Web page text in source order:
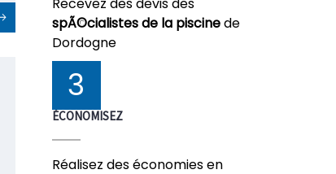
spÃ©cialistes de la piscinede
Dordogne
3
ÉCONOMISEZ
Réalisez des économies en